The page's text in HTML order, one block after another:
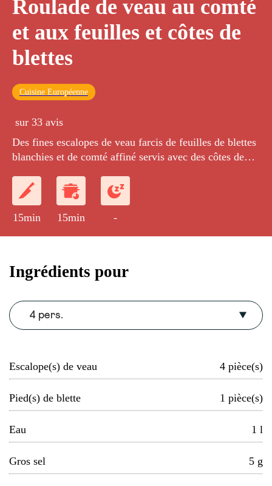
Roulade de veau au comté
et aux feuilles et côtes de
blettes
Cuisine Européenne
sur 33 avis
Des fines escalopes de veau farcis de feuilles de blettes
blanchies et de comté affiné servis avec des côtes de
15min 15min -
Ingrédients pour
4 pers.
Escalope(s) de veau 4 pièce(s)
Pied(s) de blette 1 pièce(s)
Eau 1 l
Gros sel 5 g